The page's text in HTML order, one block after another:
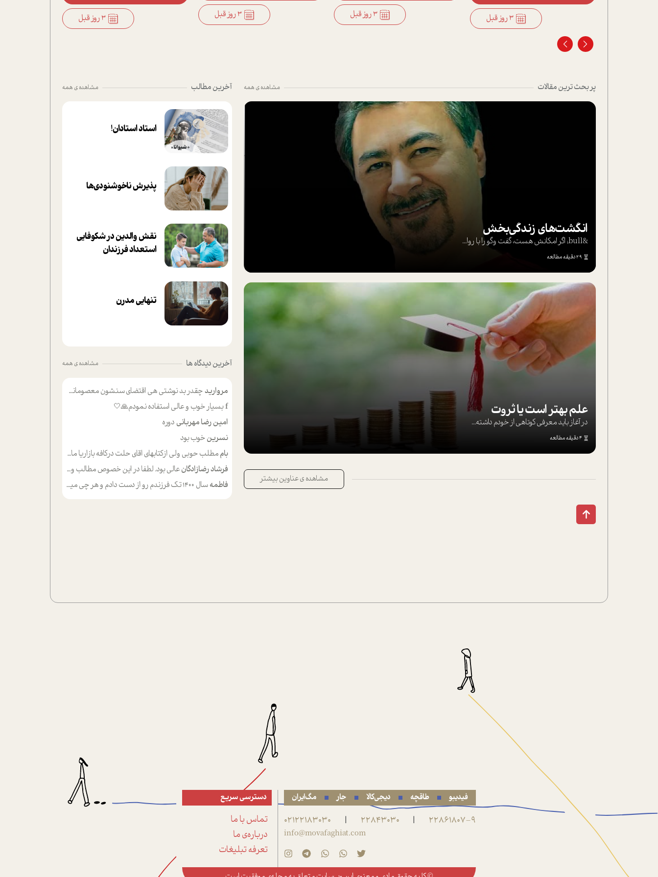
3 روز قبل 3 روز قبل 3 روز قبل 3 روز قبل
پر بحث ترین مقالات مشاهده ی همه
انگشت‌های‌ زندگی‌بخش
&bull; اگر امکانش هست، گفت وگو را با روا...
29 دقیقه مطالعه
علم بهتر است یا ثروت
در آغاز باید معرفی کوتاهی از خودم داشته...
4 دقیقه مطالعه
مشاهده ی عناوین بیشتر
آخرین مطالب مشاهده ی همه
استاد استادان!
پذیرش ناخوشنودی‌ها
نقش والدین در شکوفا‌یی
ا‌ستعداد فرزندان‌
تنهایی مدرن
آخرین دیدگاه ها مشاهده ی همه
مرواریدچقدر بد نوشتی هی اقتضای سنشون معصومانه این اون خلی؟نکنه تا چهل سالگی پوشکت میکردن و شیر میخوردی که به اینا میگی کودک
fبسیار خوب و عالی استفاده نمودم🙏🤍
امین رضا مهربانی دوره
نسرینخوب بود
باممطلب حوبی ولی ازکتابهای اقای حلت درکافه بازاریا مایکت میزاشتن رایگان خوب بود ولی هرکدام خلاصه شده ش تومجله از طریق سایت هم خوبه اینکه درزیر اخرصفحه گذاشته شده خب ادم خبره میره نصب میکنه میخونه ولی هرکسی گوشیش ظرفیتش نداره باتشکر
فرشاد رضازادگانعالی بود. لطفا در این خصوص مطالب و مثال های بیشتر ی ارایه دهید
فاطمهسال ۱۴۰۰ تک فرزندم رو از دست دادم و هر چی میگذره حالم بدتر میشه و دلتنگتر تنایی رو ترجیح دادم و معاشرت برام سخت شده
فیدیبو طاقچه دیجی‌کالا جار مگ‌ایران
22861807-9
|
22843030
|
02122183030
info@movafaghiat.com
دسترسی سریع
تماس با ما
درباره‌ی ما
تعرفه تبلیغات